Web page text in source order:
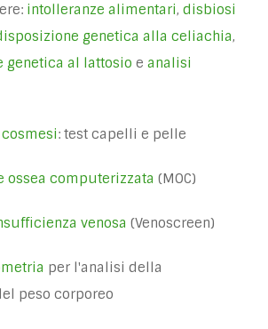
intolleranze alimentari, disbiosi
genetica alla celiachia,
genetica al lattosio e analisi
: test capelli e pelle
ossea computerizzata (MOC)
venosa (Venoscreen)
per l'analisi della
peso corporeo